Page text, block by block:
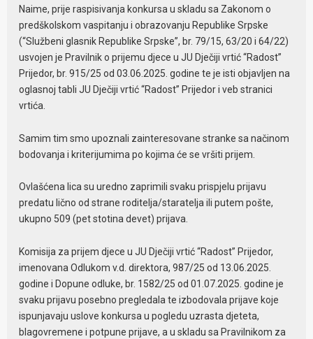
Naime, prije raspisivanja konkursa u skladu sa Zakonom o
predškolskom vaspitanju i obrazovanju Republike Srpske
(“Službeni glasnik Republike Srpske”, br. 79/15, 63/20 i 64/22)
usvojen je Pravilnik o prijemu djece u JU Dječiji vrtić “Radost”
Prijedor, br. 915/25 od 03.06.2025. godine te je isti objavljen na
oglasnoj tabli JU Dječiji vrtić “Radost” Prijedor i veb stranici
vrtića.
Samim tim smo upoznali zainteresovane stranke sa načinom
bodovanja i kriterijumima po kojima će se vršiti prijem.
Ovlašćena lica su uredno zaprimili svaku prispjelu prijavu
predatu lično od strane roditelja/staratelja ili putem pošte,
ukupno 509 (pet stotina devet) prijava.
Komisija za prijem djece u JU Dječiji vrtić “Radost” Prijedor,
imenovana Odlukom v.d. direktora, 987/25 od 13.06.2025.
godine i Dopune odluke, br. 1582/25 od 01.07.2025. godine je
svaku prijavu posebno pregledala te izbodovala prijave koje
ispunjavaju uslove konkursa u pogledu uzrasta djeteta,
blagovremene i potpune prijave, a u skladu sa Pravilnikom za